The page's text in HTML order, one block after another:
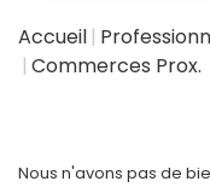
Accueil
Commerces Prox.
Nous n'avons pas de